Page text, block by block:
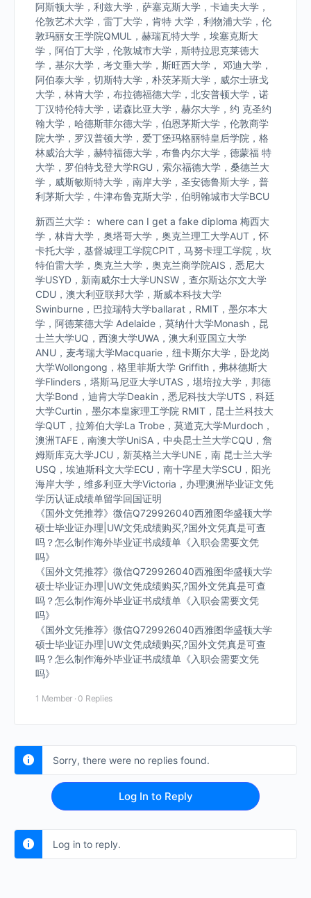
阿斯顿大学，利兹大学，萨塞克斯大学，卡迪夫大学，
伦敦艺术大学，雷丁大学，肯特 大学，利物浦大学，伦
敦玛丽女王学院QMUL，赫瑞瓦特大学，埃塞克斯大
学，阿伯丁大学，伦敦城市大学，斯特拉思克莱德大
学，基尔大学，考文垂大学，斯旺西大学， 邓迪大学，
阿伯泰大学，切斯特大学，朴茨茅斯大学，威尔士班戈
大学，林肯大学，布拉德福德大学，北安普顿大学，诺
丁汉特伦特大学，诺森比亚大学，赫尔大学，约 克圣约
翰大学，哈德斯菲尔德大学，伯恩茅斯大学，伦敦商学
院大学，罗汉普顿大学，爱丁堡玛格丽特皇后学院，格
林威治大学，赫特福德大学，布鲁内尔大学，德蒙福 特
大学，罗伯特戈登大学RGU，索尔福德大学，桑德兰大
学，威斯敏斯特大学，南岸大学，圣安德鲁斯大学，普
利茅斯大学，牛津布鲁克斯大学，伯明翰城市大学BCU
新西兰大学： where can I get a fake diploma 梅西大
学，林肯大学，奥塔哥大学，奥克兰理工大学AUT，怀
卡托大学，基督城理工学院CPIT，马努卡理工学院，坎
特伯雷大学，奥克兰大学，奥克兰商学院AIS，悉尼大
学USYD，新南威尔士大学UNSW，查尔斯达尔文大学
CDU，澳大利亚联邦大学，斯威本科技大学
Swinburne，巴拉瑞特大学ballarat，RMIT，墨尔本大
学，阿德莱德大学 Adelaide，莫纳什大学Monash，昆
士兰大学UQ，西澳大学UWA，澳大利亚国立大学
ANU，麦考瑞大学Macquarie，纽卡斯尔大学，卧龙岗
大学Wollongong，格里菲斯大学 Griffith，弗林德斯大
学Flinders，塔斯马尼亚大学UTAS，堪培拉大学，邦德
大学Bond，迪肯大学Deakin，悉尼科技大学UTS，科廷
大学Curtin，墨尔本皇家理工学院 RMIT，昆士兰科技大
学QUT，拉筹伯大学La Trobe，莫道克大学Murdoch，
澳洲TAFE，南澳大学UniSA，中央昆士兰大学CQU，詹
姆斯库克大学JCU，新英格兰大学UNE，南 昆士兰大学
USQ，埃迪斯科文大学ECU，南十字星大学SCU，阳光
海岸大学，维多利亚大学Victoria，办理澳洲毕业证文凭
学历认证成绩单留学回国证明
《国外文凭推荐》微信Q729926040西雅图华盛顿大学
硕士毕业证办理|UW文凭成绩购买,?国外文凭真是可查
吗？怎么制作海外毕业证书成绩单《入职会需要文凭
吗》
《国外文凭推荐》微信Q729926040西雅图华盛顿大学
硕士毕业证办理|UW文凭成绩购买,?国外文凭真是可查
吗？怎么制作海外毕业证书成绩单《入职会需要文凭
吗》
《国外文凭推荐》微信Q729926040西雅图华盛顿大学
硕士毕业证办理|UW文凭成绩购买,?国外文凭真是可查
吗？怎么制作海外毕业证书成绩单《入职会需要文凭
吗》
1 Member · 0 Replies
Sorry, there were no replies found.
Log In to Reply
Log in to reply.